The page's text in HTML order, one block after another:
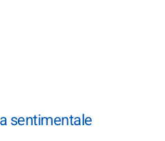
sentimentale